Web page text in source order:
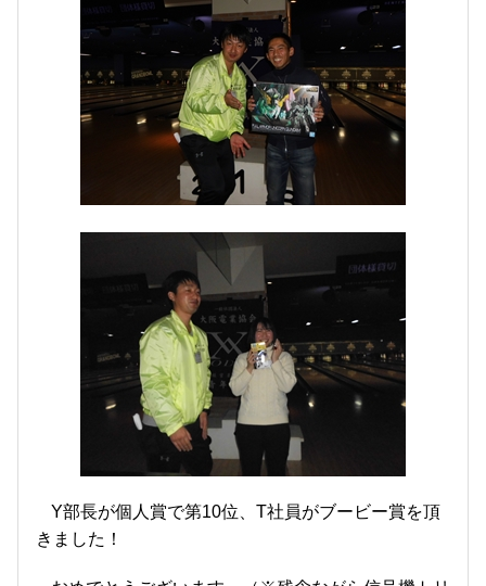
Y部長が個人賞で第10位、T社員がブービー賞を頂
きました！